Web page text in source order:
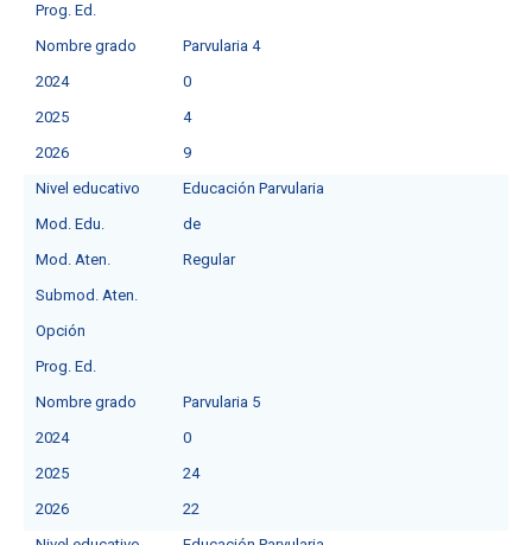
Prog. Ed.
Nombre grado
Parvularia 4
2024
0
2025
4
2026
9
Nivel educativo
Educación Parvularia
Mod. Edu.
de
Mod. Aten.
Regular
Submod. Aten.
Opción
Prog. Ed.
Nombre grado
Parvularia 5
2024
0
2025
24
2026
22